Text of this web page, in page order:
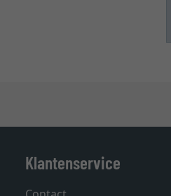
Klantenservice